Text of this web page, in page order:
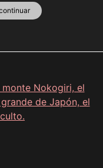
de Japón
acceder en
de cookies RGPD